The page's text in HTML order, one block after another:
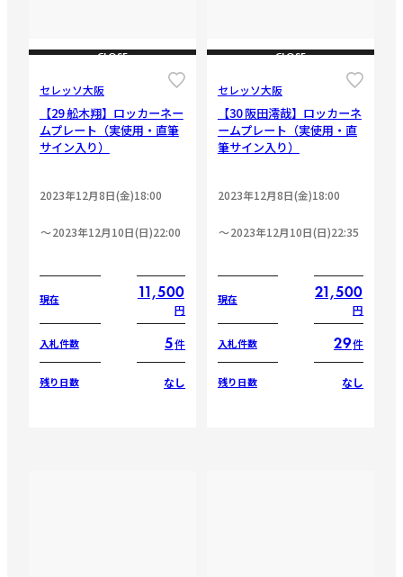
CLOSE
セレッソ大阪
【29 舩木翔】ロッカーネー
ムプレート（実使用・直筆
サイン入り）
2023年12月8日(金)18:00
2023年12月10日(日)22:00
現在 11,500
円
入札件数 5件
残り日数 なし
CLOSE
セレッソ大阪
【30 阪田澪哉】ロッカーネ
ームプレート（実使用・直
筆サイン入り）
2023年12月8日(金)18:00
2023年12月10日(日)22:35
現在 21,500
円
入札件数 29件
残り日数 なし